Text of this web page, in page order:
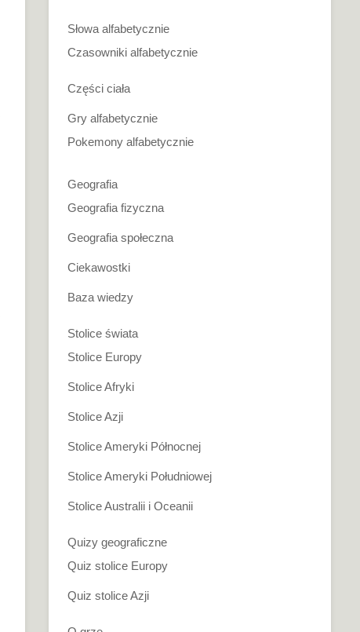
Słowa alfabetycznie
Czasowniki alfabetycznie
Części ciała
Gry alfabetycznie
Pokemony alfabetycznie
Geografia
Geografia fizyczna
Geografia społeczna
Ciekawostki
Baza wiedzy
Stolice świata
Stolice Europy
Stolice Afryki
Stolice Azji
Stolice Ameryki Północnej
Stolice Ameryki Południowej
Stolice Australii i Oceanii
Quizy geograficzne
Quiz stolice Europy
Quiz stolice Azji